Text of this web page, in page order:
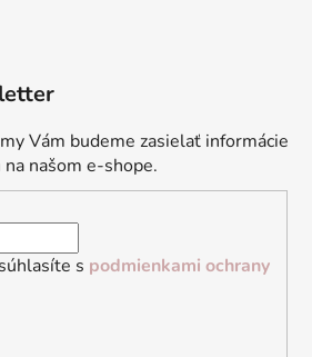
Vám budeme zasielať informácie
našom e-shope.
s podmienkami ochrany